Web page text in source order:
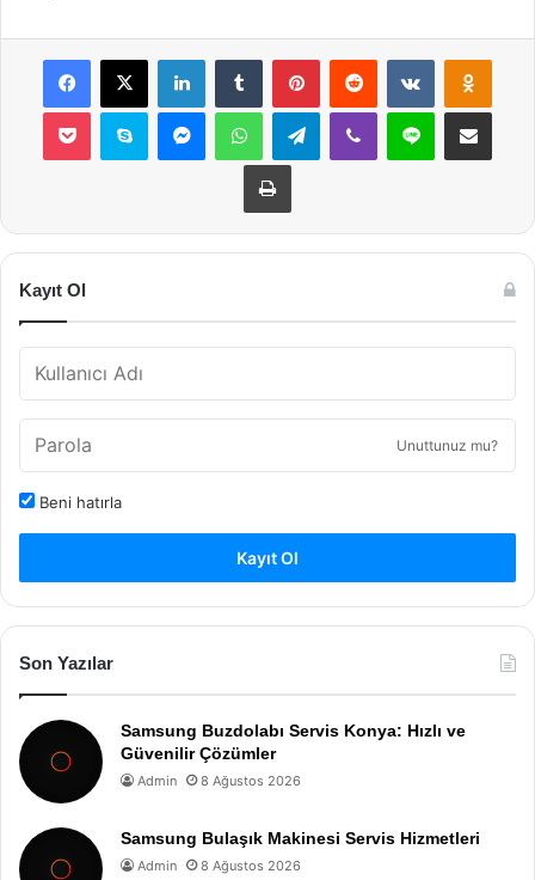
Facebook
X LinkedInTumblr PinterestReddit VKontakte
Pocket Skype MessengerWhatsAppTelegramViber Line E-Posta ile
Yazdır
Kayıt Ol
Unuttunuz mu?
Beni hatırla
Kayıt Ol
Son Yazılar
Samsung Buzdolabı Servis Konya: Hızlı ve
Güvenilir Çözümler
Admin 8 Ağustos 2026
Samsung Bulaşık Makinesi Servis Hizmetleri
Admin 8 Ağustos 2026